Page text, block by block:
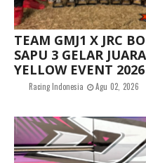
TEAM GMJ1 X JRC
SAPU 3 GELAR
YELLOW EVENT 2026
Racing Indonesia Agu 02, 2026